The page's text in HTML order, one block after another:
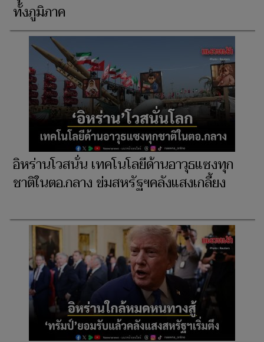
ทั้งภูมิภาค
อิหร่านโวสนั่น เทคโนโลยีด้านอาวุธแซงทุก
ชาติในตอ.กลาง ข่มสหรัฐฯคลังแสงเกลี้ยง